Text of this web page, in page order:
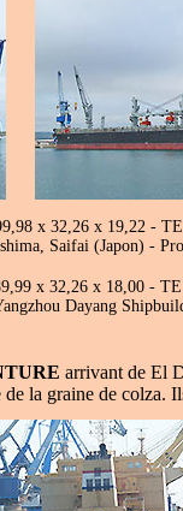
x 32,26 x 19,22 -
Saifai (Japon) -
x 32,26 x 18,00 -
Dayang
arrivant de El
la graine de colza.